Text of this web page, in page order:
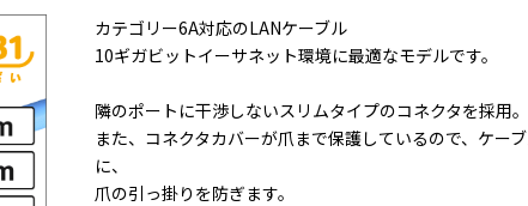
カテゴリー6A対応のLANケーブル
10ギガビットイーサネット環境に最適なモデルです。
隣のポートに干渉しないスリムタイプのコネクタを採用。
また、コネクタカバーが爪まで保護しているので、ケー
に、
爪の引っ掛りを防ぎます。